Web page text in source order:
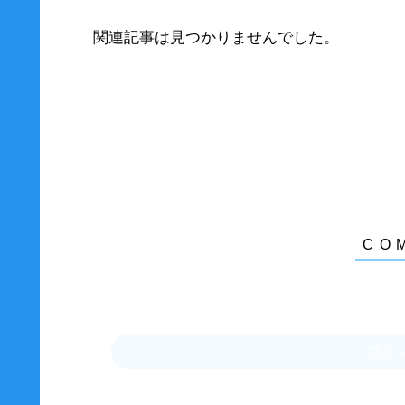
関連記事は見つかりませんでした。